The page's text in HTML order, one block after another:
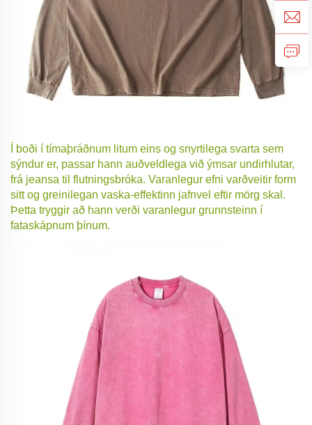
Í boði í tímaþráðnum litum eins og snyrtilega svarta sem
sýndur er, passar hann auðveldlega við ýmsar undirhlutar,
frá jeansa til flutningsbróka. Varanlegur efni varðveitir form
sitt og greinilegan vaska-effektinn jafnvel eftir mörg skal.
Þetta tryggir að hann verði varanlegur grunnsteinn í
fataskápnum þínum.